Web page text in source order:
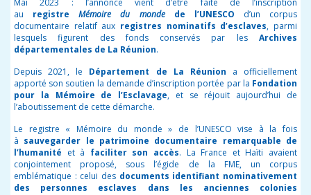
Mai 2023 : l’annonce vient d’être faite de l’inscription
au registreMémoire du mondede l’UNESCO d’un corpus
documentaire relatif aux registres nominatifs d’esclaves, parmi
lesquels figurent des fonds conservés par les Archives
départementales de La Réunion.
Depuis 2021, le Département de La Réunion a officiellement
apporté son soutien la demande d’inscription portée par la Fondation
pour la Mémoire de l’Esclavage, et se réjouit aujourd’hui de
l’aboutissement de cette démarche.
Le registre « Mémoire du monde » de l’UNESCO vise à la fois
à sauvegarder le patrimoine documentaire remarquable de
l’humanité et à faciliter son accès. La France et Haïti avaient
conjointement proposé, sous l’égide de la FME, un corpus
emblématique : celui des documents identifiant nominativement
des personnes esclaves dans les anciennes colonies